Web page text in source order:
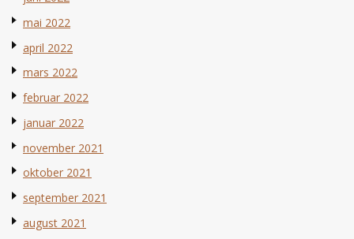
mai 2022
april 2022
mars 2022
februar 2022
januar 2022
november 2021
oktober 2021
september 2021
august 2021